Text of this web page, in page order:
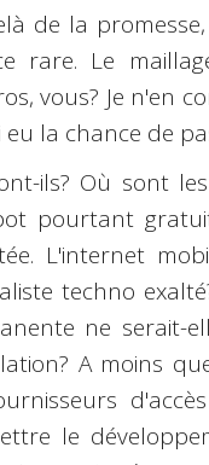
de la
rare. Le
vous? Je n'en
eu la chance de
ils? Où sont
pourtant
L'internet
techno
ne serait-
A moins
le